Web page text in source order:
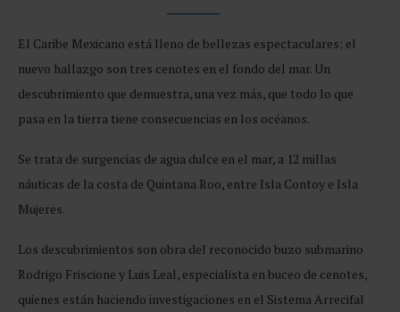
El Caribe Mexicano está lleno de bellezas espectaculares; el
nuevo hallazgo son tres cenotes en el fondo del mar. Un
descubrimiento que demuestra, una vez más, que todo lo que
pasa en la tierra tiene consecuencias en los océanos.
Se trata de surgencias de agua dulce en el mar, a 12 millas
náuticas de la costa de Quintana Roo, entre Isla Contoy e Isla
Mujeres.
Los descubrimientos son obra del reconocido buzo submarino
Rodrigo Friscione y Luis Leal, especialista en buceo de cenotes,
quienes están haciendo investigaciones en el Sistema Arrecifal